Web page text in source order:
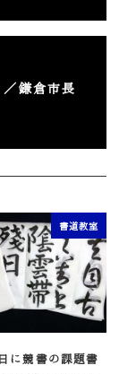
鎌倉市長
書道教室
に競書の課題書